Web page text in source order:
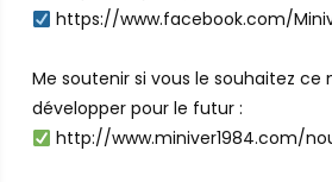
Me suivre sur LbryTV :
https://www.facebook.com/
Me soutenir si vous le souhaitez ce